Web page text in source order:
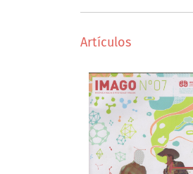
Artículos